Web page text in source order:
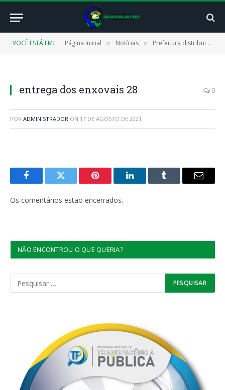
VOCÊ ESTÁ EM: Página Inicial » Notícias » Prefeitura distribui “Kit Enxoval” para mães cadastradas no CRAS
entrega dos enxovais 28 0
POR ADMINISTRADOR ON 17 DE AGOSTO DE 2021
FacebookTwitter Pinterest LinkedInTumblr
E-
Os comentários estão encerrados.
NÃO ENCONTROU O QUE QUERIA?